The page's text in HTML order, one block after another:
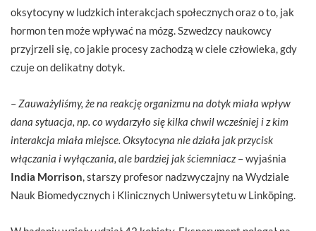
oksytocyny w ludzkich interakcjach społecznych oraz o to, jak
hormon ten może wpływać na mózg. Szwedzcy naukowcy
przyjrzeli się, co jakie procesy zachodzą w ciele człowieka, gdy
czuje on delikatny dotyk.
– Zauważyliśmy, że na reakcję organizmu na dotyk miała wpływ
dana sytuacja, np. co wydarzyło się kilka chwil wcześniej i z kim
interakcja miała miejsce. Oksytocyna nie działa jak przycisk
włączania i wyłączania, ale bardziej jak ściemniacz– wyjaśnia
India Morrison , starszy profesor nadzwyczajny na Wydziale
Nauk Biomedycznych i Klinicznych Uniwersytetu w Linköping.